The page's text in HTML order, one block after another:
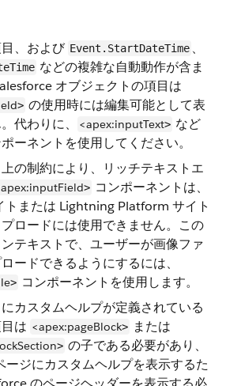
、および Event.StartDateTime 、
などの複雑な自動動作が含ま
オブジェクトの項目は
> の使用時には編集可能として表
代わりに、
<apex:inputText> など
ーネントを使用してください。
の制約により、リッチテキストエ
> コンポーネントは、
トまたは Lightning Platform サイト
ロードには使用できません。この
テキストで、ユーザーが画像ファ
ードできるようにするには、
> コンポーネントを使用します。
カスタムヘルプが定義されている
は <apex:pageBlock> または
> の子である必要があり、
ージにカスタムヘルプを表示するた